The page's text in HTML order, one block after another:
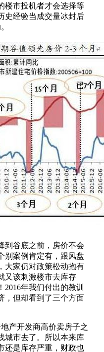
楼市投机者才会选择等
史经验当成交量冰封后
谷底之前，房价不会
别案例肯定有，跟风盘
大家仍对政策松动抱有
又该刺激楼市去库存
年我们付出的教训
，但却看到了三个方面
产开发商高价卖房子之
城市去了。所以本来库
还是库存严重，财政也